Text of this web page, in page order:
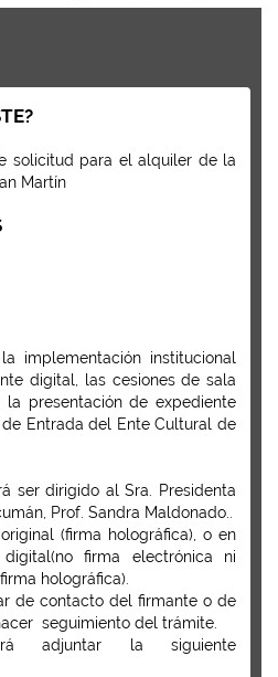
solicitud para el alquiler de la
Martín
implementación institucional
digital, las cesiones de sala
presentación de expediente
Entrada del Ente Cultural de
ser dirigido al Sra. Presidenta
Prof. Sandra Maldonado..
(firma holográfica), o en
firma electrónica ni
holográfica).
de contacto del firmante o de
seguimiento del trámite.
adjuntar la siguiente